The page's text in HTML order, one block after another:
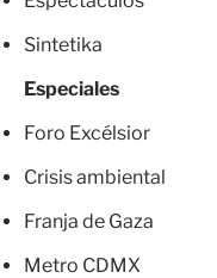
Sintetika
Especiales
Foro Excélsior
Crisis ambiental
Franja de Gaza
Metro CDMX